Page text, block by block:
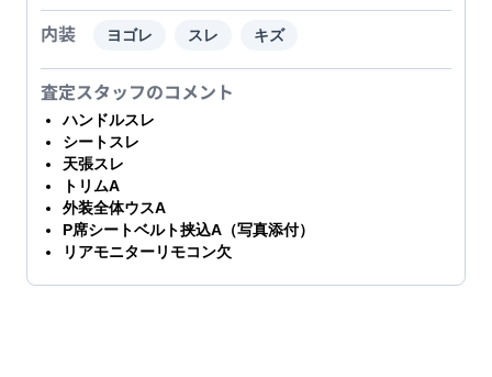
内装 ヨゴレ スレ キズ
査定スタッフのコメント
ハンドルスレ
シートスレ
天張スレ
トリムA
外装全体ウスA
P席シートベルト挟込A（写真添付）
リアモニターリモコン欠